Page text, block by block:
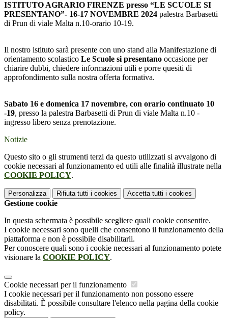
ISTITUTO AGRARIO FIRENZE presso “LE SCUOLE SI
PRESENTANO”- 16-17 NOVEMBRE 2024 palestra Barbasetti
di Prun di viale Malta n.10-orario 10-19.
Il nostro istituto sarà presente con uno stand alla Manifestazione di
orientamento scolastico Le Scuole si presentano occasione per
chiarire dubbi, chiedere informazioni utili e porre quesiti di
approfondimento sulla nostra offerta formativa.
Sabato 16 e domenica 17 novembre, con orario continuato 10
-19, presso la palestra Barbasetti di Prun di viale Malta n.10 -
ingresso libero senza prenotazione.
Notizie
Questo sito o gli strumenti terzi da questo utilizzati si avvalgono di
cookie necessari al funzionamento ed utili alle finalità illustrate nella
COOKIE POLICY.
Personalizza Rifiuta tutti i cookies Accetta tutti i cookies
Gestione cookie
In questa schermata è possibile scegliere quali cookie consentire.
I cookie necessari sono quelli che consentono il funzionamento della
piattaforma e non è possibile disabilitarli.
Per conoscere quali sono i cookie necessari al funzionamento potete
visionare la COOKIE POLICY.
Cookie necessari per il funzionamento
I cookie necessari per il funzionamento non possono essere
disabilitati. È possibile consultare l'elenco nella pagina della cookie
policy.